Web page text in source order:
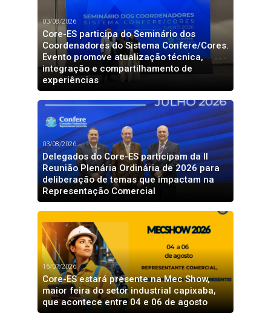
03/08/2026
Core-ES participa do Seminário dos
Coordenadores do Sistema Confere/Cores.
Evento promove atualização técnica,
integração e compartilhamento de
experiências
03/08/2026
Delegados do Core-ES participam da II
Reunião Plenária Ordinária de 2026 para
deliberação de temas que impactam na
Representação Comercial
16/07/2026
Core-ES estará presente na Mec Show,
maior feira do setor industrial capixaba,
que acontece entre 04 e 06 de agosto